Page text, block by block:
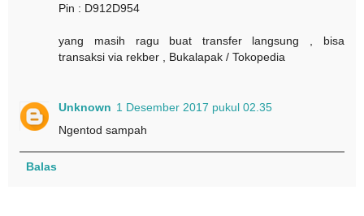
Pin : D912D954
yang masih ragu buat transfer langsung , bisa
transaksi via rekber , Bukalapak / Tokopedia
Unknown 1 Desember 2017 pukul 02.35
Ngentod sampah
Balas